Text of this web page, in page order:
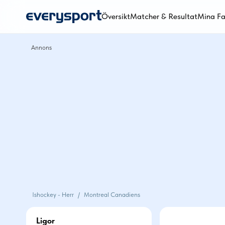
ÖversiktMatcher & ResultatMina
Ishockey - Herr / Montreal Canadiens
Ligor